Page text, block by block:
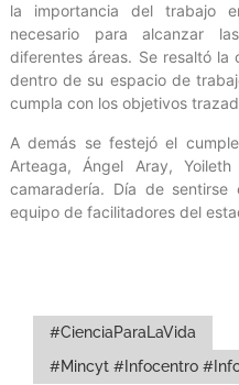
la importancia del trabajo
necesario para alcanzar
diferentes áreas. Se resaltó
dentro de su espacio de
cumpla con los objetivos
A demás se festejó el
Arteaga, Ángel Aray,
camaradería. Día de
equipo de facilitadores del
#CienciaParaLaVida
#Mincyt #Infocentro